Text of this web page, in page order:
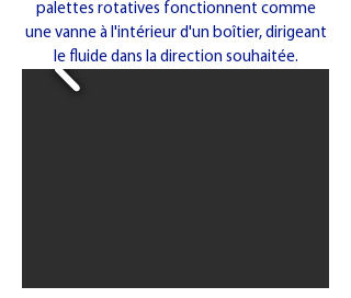
palettes rotatives fonctionnent comme
une vanne à l'intérieur d'un boîtier, dirigeant
le fluide dans la direction souhaitée.